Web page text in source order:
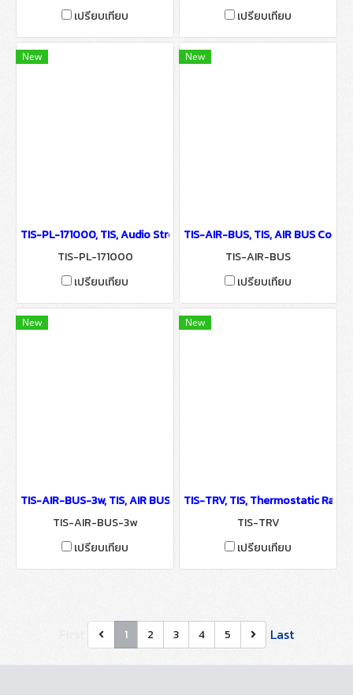
เปรียบเทียบ
เปรียบเทียบ
New
TIS-PL-171000, TIS, Audio Streamer Wireless 4-Zone Player -
TIS-PL-171000
เปรียบเทียบ
New
TIS-AIR-BUS, TIS, AIR BUS
TIS-AIR-BUS
เปรียบเทียบ
New
TIS-AIR-BUS-3w, TIS, AIR BUS Convertor With Power Supply -
TIS-AIR-BUS-3w
เปรียบเทียบ
New
TIS-TRV, TIS, Thermostatic
TIS-TRV
เปรียบเทียบ
1 2 3 4 5 Last